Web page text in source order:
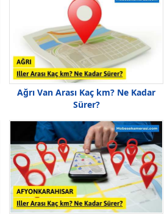
Ağrı Van Arası Kaç km? Ne Kadar
Sürer?